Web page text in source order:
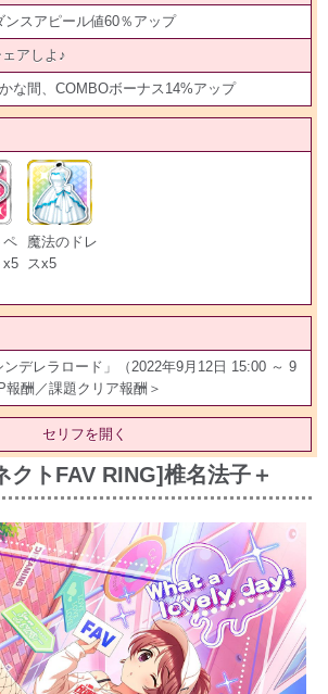
ンスアピール値60％アップ
アしよ♪
な間、COMBOボーナス14%アップ
ペ
x5
魔法のドレ
スx5
デレラロード」（2022年9月12日 15:00 ～ 9
報酬／課題クリア報酬＞
セリフを開く
クトFAV RING]椎名法子＋